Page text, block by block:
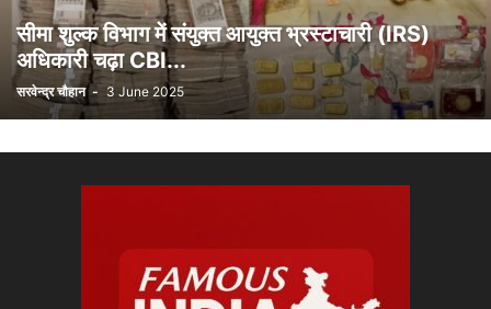
सीमा शुल्क विभाग में संयुक्त आयुक्त भ्रस्टाचारी (IRS)
अधिकारी चढ़ा CBI...
सरवेन्द्र चौहान - 3 June 2025